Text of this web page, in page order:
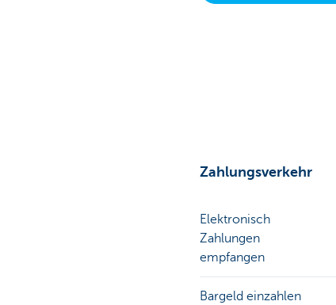
Zahlungsverkehr
Elektronisch
Zahlungen
empfangen
Bargeld einzahlen